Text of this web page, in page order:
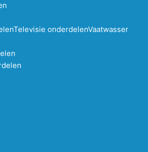
Televisie onderdelenVaatwasser